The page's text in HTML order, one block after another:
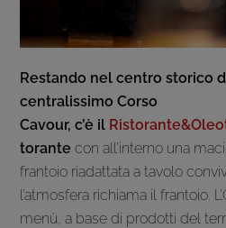
Restando nel centro storico
centralissimo Corso
Cavour,c’è il
torante con all’interno una
frantoio riadattata a tavolo
l’atmosfera richiama il frantoio.
menù, a base di prodotti del